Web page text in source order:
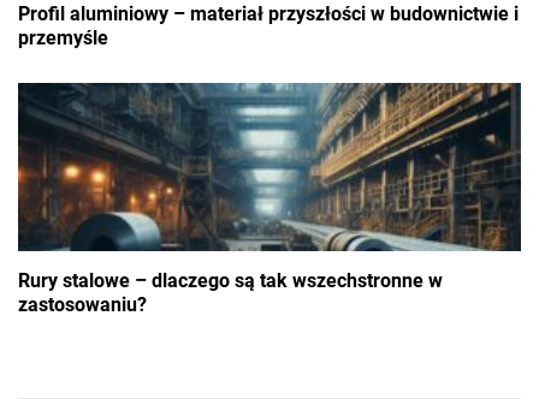
Profil aluminiowy – materiał przyszłości w budownictwie i
przemyśle
Rury stalowe – dlaczego są tak wszechstronne w
zastosowaniu?